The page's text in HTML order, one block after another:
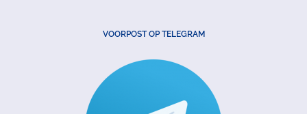
VOORPOST OP TELEGRAM